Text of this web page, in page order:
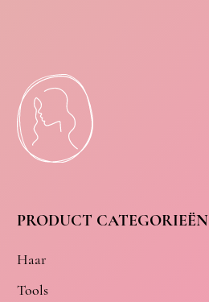
PRODUCT CATEGORIEËN
Haar
Tools